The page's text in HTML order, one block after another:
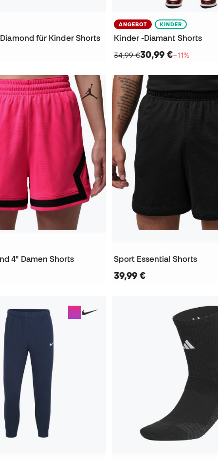
für Kinder Shorts
ANGEBOT KINDER
Kinder -Diamant Shorts
34,99 €30,99 €−11%
4" Damen Shorts Sport Essential Shorts
39,99 €